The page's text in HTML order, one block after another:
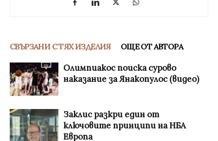
СВЪРЗАНИ С ТЯХ ИЗДЕЛИЯ ОЩЕ ОТ АВТОРА
Олимпиакос поиска сурово
наказание за Янакопулос (видео)
Заклис разкри един от
ключовите принципи на НБА
Европа